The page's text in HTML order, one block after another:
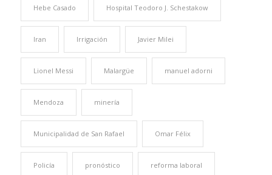
Hebe Casado Hospital Teodoro J. Schestakow
Iran Irrigación Javier Milei
Lionel Messi Malargüe manuel adorni
Mendoza minería
Municipalidad de San Rafael Omar Félix
Policía pronóstico reforma laboral